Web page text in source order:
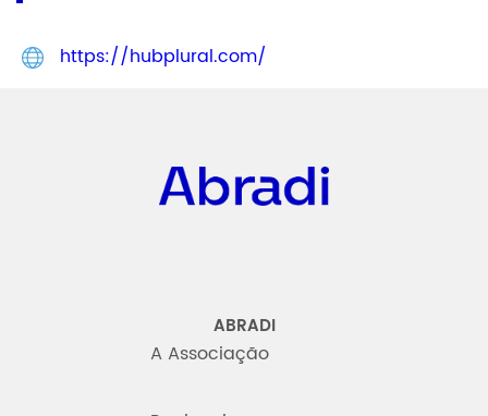
https://hubplural.com/
ABRADI
A Associação